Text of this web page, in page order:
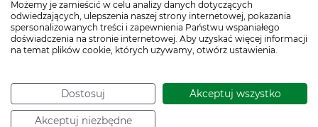
Możemy je zamieścić w celu analizy danych dotyczących
odwiedzających, ulepszenia naszej strony internetowej, pokazania
spersonalizowanych treści i zapewnienia Państwu wspaniałego
doświadczenia na stronie internetowej. Aby uzyskać więcej informacji
na temat plików cookie, których używamy, otwórz ustawienia.
Dostosuj Akceptuj wszystko
Akceptuj niezbędne